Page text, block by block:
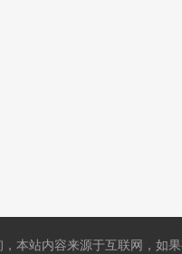
本站内容来源于互联网，如